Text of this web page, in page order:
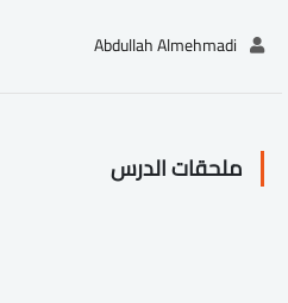
ملحقات الدرس